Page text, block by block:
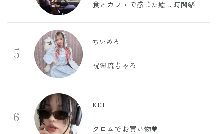
食とカフェで感じた癒し時間🍃
5
ちいめろ
祝🌸琉ちゃろ
6
KEI
クロムでお買い物🖤